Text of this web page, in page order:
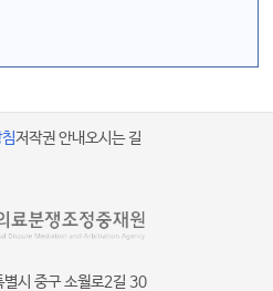
저작권 안내오시는 길
시 중구 소월로2길 30